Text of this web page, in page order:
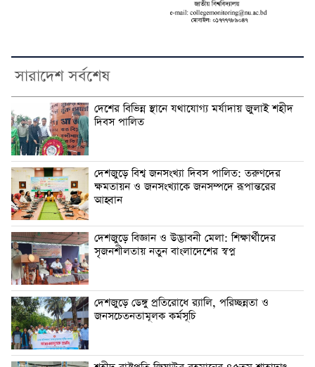
সারাদেশ সর্বশেষ
দেশের বিভিন্ন স্থানে যথাযোগ্য মর্যাদায় জুলাই শহীদ
দিবস পালিত
দেশজুড়ে বিশ্ব জনসংখ্যা দিবস পালিত: তরুণদের
ক্ষমতায়ন ও জনসংখ্যাকে জনসম্পদে রূপান্তরের
আহ্বান
দেশজুড়ে বিজ্ঞান ও উদ্ভাবনী মেলা: শিক্ষার্থীদের
সৃজনশীলতায় নতুন বাংলাদেশের স্বপ্ন
দেশজুড়ে ডেঙ্গু প্রতিরোধে র‌্যালি, পরিচ্ছন্নতা ও
জনসচেতনতামূলক কর্মসূচি